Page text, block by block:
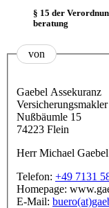
§ 15 der
beratung
von
Gaebel Assekuranz
Nußbäumle 15
74223 Flein
Herr Michael Gaebel
Telefon: +49 7131
Homepage:
E-Mail: